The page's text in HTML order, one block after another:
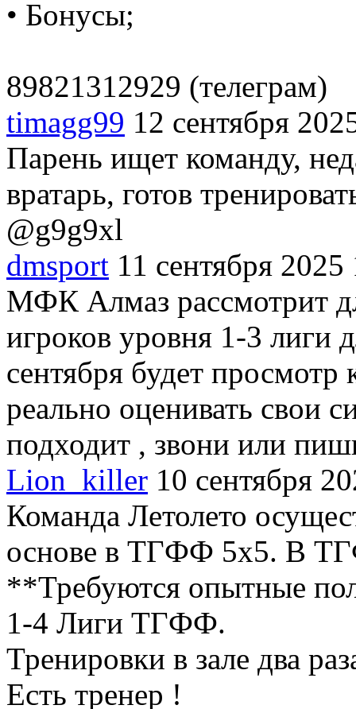
• Бонусы;
89821312929 (телеграм)
timagg99 12 сентября
Парень ищет команду,
вратарь, готов
@g9g9xl
dmsport 11 сентября 2025
МФК Алмаз рассмотрит
игроков уровня 1-3 лиги
сентября будет
реально оценивать свои
подходит , звони или
Lion_killer 10 сентября
Команда Летолето
основе в ТГФФ 5х5. В
**Требуются опытные
1-4 Лиги ТГФФ.
Тренировки в зале два
Есть тренер !